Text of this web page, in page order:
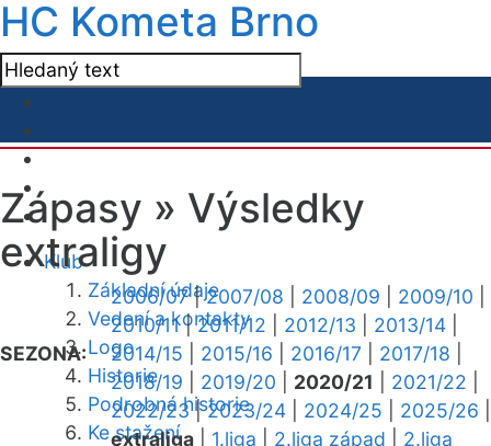
HC Kometa Brno
Klub
Základní údaje
Vedení a kontakty
Logo
Historie
Podrobná historie
Ke stažení
Zápasy » Výsledky
extraligy
SEZONA:
2006/07|2007/08 2008/09 2009/10
2010/11|2011/12 2012/13 2013/14
2014/15
2015/16 2016/17 2017/18
2018/19
2019/20 2020/21 2021/22
2022/23|2023/24 2024/25 2025/26
extraliga 1.liga 2.liga západ
2.liga